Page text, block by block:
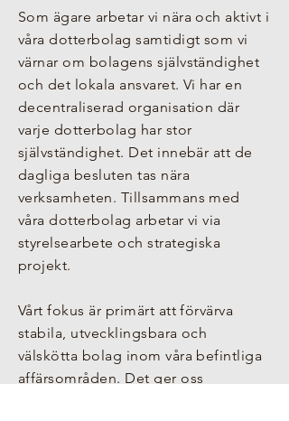
Som ägare arbetar vi nära och aktivt i
våra dotterbolag samtidigt som vi
värnar om bolagens självständighet
och det lokala ansvaret. Vi har en
decentraliserad organisation där
varje dotterbolag har stor
självständighet. Det innebär att de
dagliga besluten tas nära
verksamheten. Tillsammans med
våra dotterbolag arbetar vi via
styrelsearbete och strategiska
projekt.
Vårt fokus är primärt att förvärva
stabila, utvecklingsbara och
välskötta bolag inom våra befintliga
affärsområden. Det ger oss